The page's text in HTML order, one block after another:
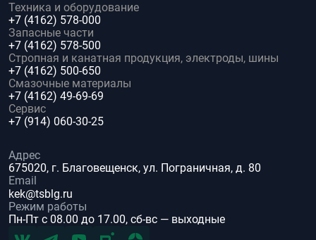
Техника и оборудование
+7 (4162) 578-000
Запасные части
+7 (4162) 578-500
Стропная и канатная продукция, электроды, шины
+7 (4162) 500-650
Смазочные материалы
+7 (4162) 49-69-69
Сервис
+7 (914) 060-30-25
Адрес
675020, г. Благовещенск, ул. Пограничная, д. 80
Email
kek@tsblg.ru
Режим работы
Пн-Пт с 08.00 до 17.00, сб-вс — выходные